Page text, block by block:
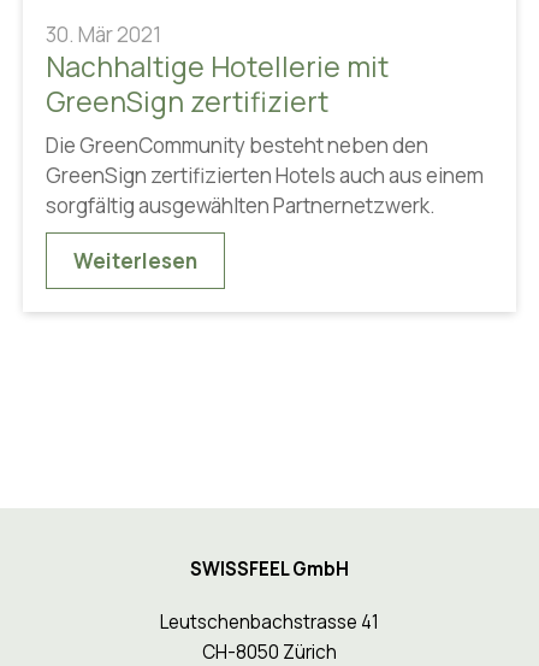
30. Mär 2021
Nachhaltige Hotellerie mit
GreenSign zertifiziert
Die GreenCommunity besteht neben den
GreenSign zertifizierten Hotels auch aus einem
sorgfältig ausgewählten Partnernetzwerk.
Weiterlesen
SWISSFEEL GmbH
Leutschenbachstrasse 41
CH-8050 Zürich